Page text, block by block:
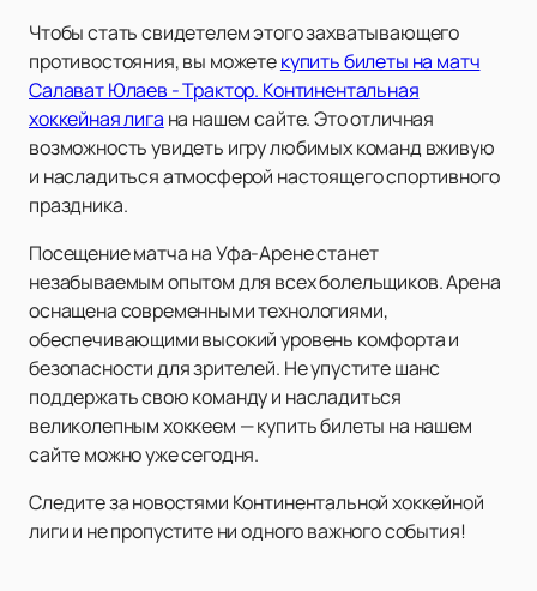
Чтобы стать свидетелем этого захватывающего
противостояния, вы можетекупить билеты на матч
Салават Юлаев - Трактор. Континентальная
хоккейная лига на нашем сайте. Это отличная
возможность увидеть игру любимых команд вживую
и насладиться атмосферой настоящего спортивного
праздника.
Посещение матча на Уфа-Арене станет
незабываемым опытом для всех болельщиков. Арена
оснащена современными технологиями,
обеспечивающими высокий уровень комфорта и
безопасности для зрителей. Не упустите шанс
поддержать свою команду и насладиться
великолепным хоккеем — купить билеты на нашем
сайте можно уже сегодня.
Следите за новостями Континентальной хоккейной
лиги и не пропустите ни одного важного события!